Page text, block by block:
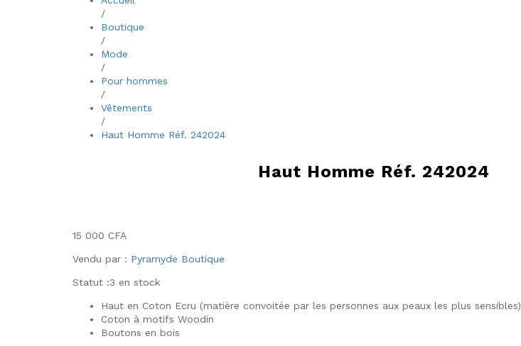
/
Boutique
/
Mode
/
Pour hommes
/
Vêtements
/
Haut Homme Réf. 242024
Haut Homme Réf. 242024
15 000 CFA
Vendu par : Pyramyde Boutique
Statut :3 en stock
Haut en Coton Ecru (matière convoitée par les personnes aux peaux les plus sensibles)
Coton à motifs Woodin
Boutons en bois